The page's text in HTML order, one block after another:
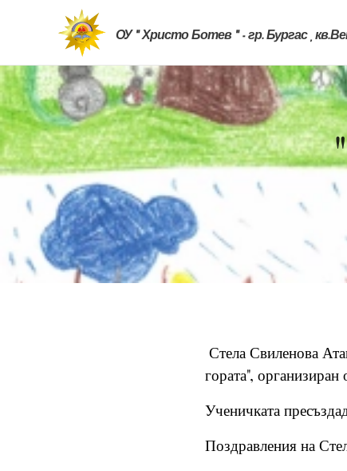
ОУ " Христо Ботев " - гр. Бургас ,
Стела Свиленова
гората", организиран
Ученичката
Поздравления на